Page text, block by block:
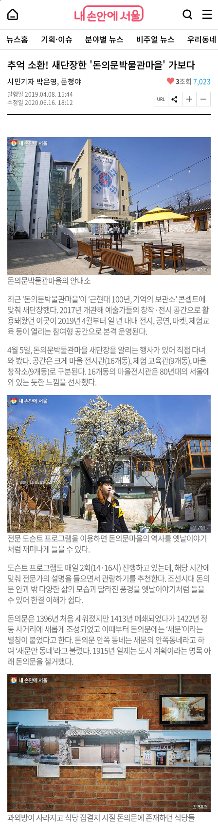
본
로
가
내
손
안
에
서
울
-
서
울
시
대
표
소
털
내
손
에
울
검
창
열
기
메
뉴
전
체
보
주
요
서
뉴스홈 기획·이슈 분야별 뉴스 비주얼 뉴스 우리동
추억 소환! 새단장한 '돈의문박물관마을' 가보다
시민기자 박은영, 문청야
발행일 2019.04.08. 15:44
수정일 2020.06.16. 18:12
좋
요
3조회 7,023
페
이
R
S
N
유
글
자
크
경
하
기
글
자
작
경
돈의문박물관마을의 안내소
최근 ‘돈의문박물관마을’이 ‘근현대 100년, 기억의 보관소’ 콘셉트에
맞춰 새단장했다. 2017년 개관해 예술가들의 창작·전시 공간으로 활
용돼왔던 이곳이 2019년 4월부터 일 년 내내 전시, 공연, 마켓, 체험교
육 등이 열리는 참여형 공간으로 본격 운영된다.
4월 5일, 돈의문박물관마을 새단장을 알리는 행사가 있어 직접 다녀
와 봤다. 공간은 크게 마을 전시관(16개동), 체험 교육관(9개동), 마을
창작소(9개동)로 구분된다. 16개동의 마을전시관은 80년대의 서울에
와 있는 듯한 느낌을 선사했다.
전문 도슨트 프로그램을 이용하면 돈의문마을의 역사를 옛날이야기
처럼 재미나게 들을 수 있다.
도슨트 프로그램도 매일 2회(14·16시) 진행하고 있는데, 해당 시간에
맞춰 전문가의 설명을 들으면서 관람하기를 추천한다. 조선시대 돈의
문 안과 밖 다양한 삶의 모습과 달라진 풍경을 옛날이야기처럼 들을
수 있어 한결 이해가 쉽다.
돈의문은 1396년 처음 세워졌지만 1413년 폐쇄되었다가 1422년 정
동 사거리에 새롭게 조성되었고 이때부터 돈의문에는 ‘새문’이라는
별칭이 붙었다고 한다. 돈의문 안쪽 동네는 새문의 안쪽동네라고 하
여 ‘새문안 동네’라고 불렸다. 1915년 일제는 도시 계획이라는 명목 아
래 돈의문을 철거했다.
과외방이 사라지고 식당 집결지 시절 돈의문에 존재하던 식당들
페
상
단
로